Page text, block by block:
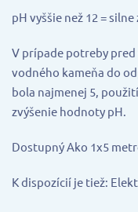
pH vyššie než 12 =
V prípade potreby
vodného kameňa do
bola najmenej 5,
zvýšenie hodnoty pH.
Dostupný Ako 1x5
K dispozícií je tiež: